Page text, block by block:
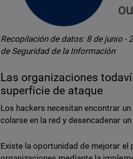
Recopilación de datos: 8 de junio -
de Seguridad de la Información
Las organizaciones
superficie de ataque
Los hackers necesitan encontrar
colarse en la red y desencadenar
Existe la oportunidad de mejorar el